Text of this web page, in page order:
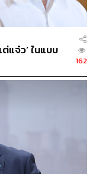
ลร้านรูปแบบอื่นคาด
15% จากการปรับ
มปีนี้ตามเป้าที่
องชายมองว่าตลาด
หนี้ครัวเรือนที่
เมื่อภาครัฐมี
ายในประเทศ
รฟื้นตัวของธุรกิจ
แจ๋ว’ ในแบบ
162